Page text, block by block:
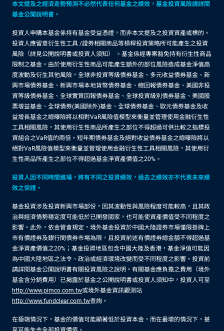
本文提及之經濟走勢預測不必然代表任何基金之績效，基金投資風險請詳閱
基金公開說明書。
投資人申購本基金係持有基金受益憑證，而非本文提及之投資資產或標的。
投資人應留意衍生性工具 /證券相關商品等槓桿投資策略所可能產生之投資
風險（詳見公開說明書或投資人須知） 。基金係經專案豁免持有衍生性商品
限制之基金。由於使用衍生性商品可能產生額外的部位風險造成基金淨值高
度波動及衍生其他風險，全球非投資等級債券基金、多元收益債券基金、新
興市場債券基金、新興市場本地貨幣債券基金、總回報債券基金、美國非投
資等級債券基金、全球實質回報債券基金、全球投資級別債券基金、美國股
票增益基金、全球債券(美國除外)基金、全球債券基金、歐元債券基金及收
益增長基金之總曝險將以相對VaR風險值模型來衡量並管理使用金融衍生性
工具相關風險，其使用衍生性商品所產生之部位不得超過可供比較之指標投
資組合之VaR值的兩倍。短年期債券基金及絕對收益債券基金之總曝險將以
絕對VaR風險值模型來衡量並管理使用金融衍生性工具相關風險，其使用衍
生性商品所產生之部位不得超過基金淨資產價值之20%。
投資人因不同時間進場，將有不同之投資績效，過去之績效亦不代表未來績
效之保證。
基金投資涉及投資新興市場部份，因其波動性與風險程度可能較高，且其政
治與經濟情勢穩定度可能低於已開發國家，也可能使資產價值受不同程度之
影響。此外，依金管會規定，境外基金投資於中國大陸證券市場僅限掛牌上
市有價證券及銀行間債券市場為限，且投資前述有價證券總金額不得超過基
金淨資產價值之20%；基金投資地區包含中國大陸及香港，基金淨值可能因
為中國大陸地區之法令、政治或經濟環境改變而受不同程度之影響。投資前
請詳閱基金公開說明書有關投資風險之說明。有關基金應負擔之費用（境外
基金含分銷費用）已揭露於基金之公開說明書或投資人須知中，投資人可至
http://www.pimco.com.tw或境外基金資訊觀測站
http://www.fundclear.com.tw查詢。
在極端情況下，基金的價值可能顯著低於投資本金，而在最壞的情況下，甚